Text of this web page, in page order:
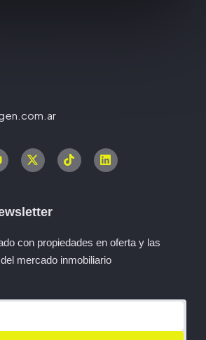
con propiedades en oferta y las
mercado inmobiliario